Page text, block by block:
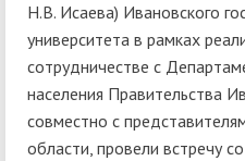
Н.В. Исаева) Ивановского
университета в рамках
сотрудничестве с
населения Правительства
совместно с
области, провели встречу